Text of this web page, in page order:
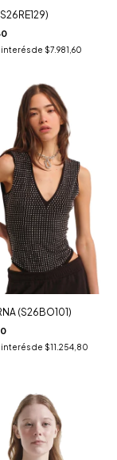
interés de $7.981,60
(S26BO101)
interés de $11.254,80